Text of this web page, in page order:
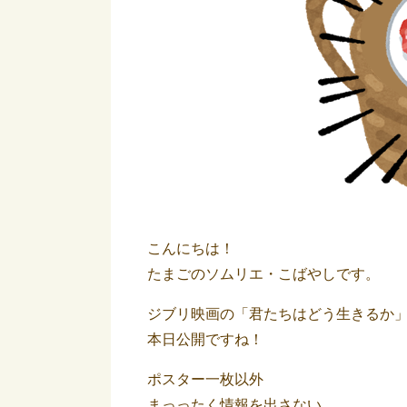
こんにちは！
たまごのソムリエ・こばやしです。
ジブリ映画の「君たちはどう生きるか
本日公開ですね！
ポスター一枚以外